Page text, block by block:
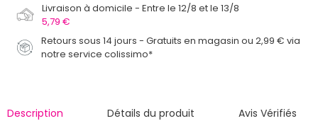
Livraison à domicile
Entre le 12/8 et le 13/8
5,79 €
Retours sous 14 jours - Gratuits en magasin ou 2,99 € via
notre service colissimo*
Description Détails du produit Avis Vérifiés